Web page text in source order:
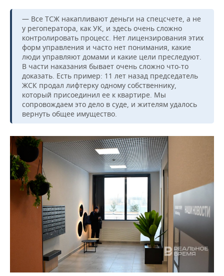
— Все ТСЖ накапливают деньги на спецсчете, а не
у регоператора, как УК, и здесь очень сложно
контролировать процесс. Нет лицензирования этих
форм управления и часто нет понимания, какие
люди управляют домами и какие цели преследуют.
В части наказания бывает очень сложно что-то
доказать. Есть пример: 11 лет назад председатель
ЖСК продал лифтерку одному собственнику,
который присоединил ее к квартире. Мы
сопровождаем это дело в суде, и жителям удалось
вернуть общее имущество.